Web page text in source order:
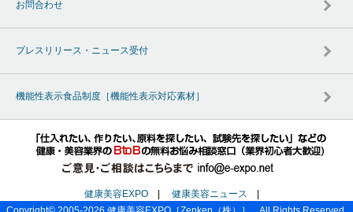
お問合わせ
プレスリリース・ニュース受付
機能性表示食品制度［機能性表示対応素材］
健康美容EXPO 健康美容ニュース